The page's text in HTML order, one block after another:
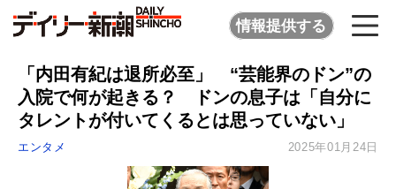
情報提供する
「内田有紀は退所必至」 “芸能界のドン”の
入院で何が起きる？ ドンの息子は「自分に
タレントが付いてくるとは思っていない」
エンタメ 2025年01月24日